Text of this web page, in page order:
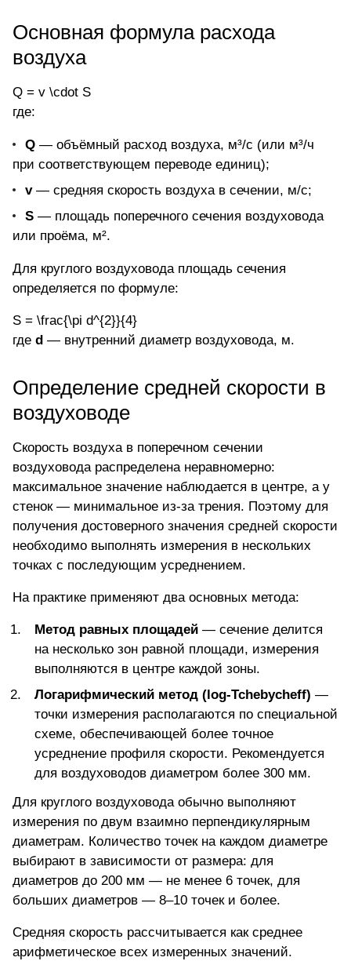
Основная формула расхода
воздуха
Q = v \cdot S
где:
Q — объёмный расход воздуха, м³/с (или м³/ч
при соответствующем переводе единиц);
v— средняя скорость воздуха в сечении, м/с;
S — площадь поперечного сечения воздуховода
или проёма, м².
Для круглого воздуховода площадь сечения
определяется по формуле:
S = \frac{\pi d^{2}}{4}
где d — внутренний диаметр воздуховода, м.
Определение средней скорости в
воздуховоде
Скорость воздуха в поперечном сечении
воздуховода распределена неравномерно:
максимальное значение наблюдается в центре, а у
стенок — минимальное из-за трения. Поэтому для
получения достоверного значения средней скорости
необходимо выполнять измерения в нескольких
точках с последующим усреднением.
На практике применяют два основных метода:
Метод равных площадей — сечение делится
на несколько зон равной площади, измерения
выполняются в центре каждой зоны.
Логарифмический метод (log-Tchebycheff) —
точки измерения располагаются по специальной
схеме, обеспечивающей более точное
усреднение профиля скорости. Рекомендуется
для воздуховодов диаметром более 300 мм.
Для круглого воздуховода обычно выполняют
измерения по двум взаимно перпендикулярным
диаметрам. Количество точек на каждом диаметре
выбирают в зависимости от размера: для
диаметров до 200 мм — не менее 6 точек, для
больших диаметров — 8–10 точек и более.
Средняя скорость рассчитывается как среднее
арифметическое всех измеренных значений.